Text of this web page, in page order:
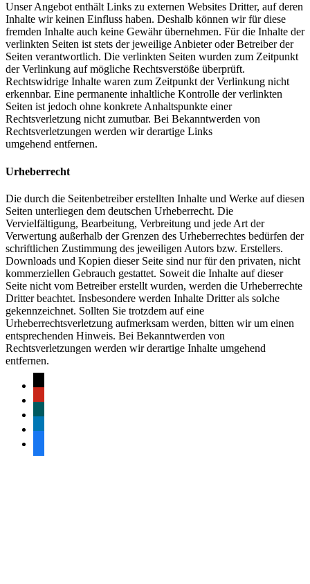
Unser Angebot enthält Links zu externen Websites Dritter, auf deren
Inhalte wir keinen Einfluss haben. Deshalb können wir für diese
fremden Inhalte auch keine Gewähr übernehmen. Für die Inhalte der
verlinkten Seiten ist stets der jeweilige Anbieter oder Betreiber der
Seiten verantwortlich. Die verlinkten Seiten wurden zum Zeitpunkt
der Verlinkung auf mögliche Rechtsverstöße überprüft.
Rechtswidrige Inhalte waren zum Zeitpunkt der Verlinkung nicht
erkennbar. Eine permanente inhaltliche Kontrolle der verlinkten
Seiten ist jedoch ohne konkrete Anhaltspunkte einer
Rechtsverletzung nicht zumutbar. Bei Bekanntwerden von
Rechtsverletzungen werden wir derartige Links
umgehend entfernen.
Urheberrecht
Die durch die Seitenbetreiber erstellten Inhalte und Werke auf diesen
Seiten unterliegen dem deutschen Urheberrecht. Die
Vervielfältigung, Bearbeitung, Verbreitung und jede Art der
Verwertung außerhalb der Grenzen des Urheberrechtes bedürfen der
schriftlichen Zustimmung des jeweiligen Autors bzw. Erstellers.
Downloads und Kopien dieser Seite sind nur für den privaten, nicht
kommerziellen Gebrauch gestattet. Soweit die Inhalte auf dieser
Seite nicht vom Betreiber erstellt wurden, werden die Urheberrechte
Dritter beachtet. Insbesondere werden Inhalte Dritter als solche
gekennzeichnet. Sollten Sie trotzdem auf eine
Urheberrechtsverletzung aufmerksam werden, bitten wir um einen
entsprechenden Hinweis. Bei Bekanntwerden von
Rechtsverletzungen werden wir derartige Inhalte umgehend
entfernen.